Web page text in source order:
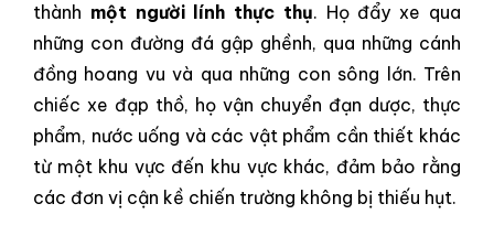
thành một người lính thực thụ. Họ đẩy xe qua
những con đường đá gập ghềnh, qua những cánh
đồng hoang vu và qua những con sông lớn. Trên
chiếc xe đạp thồ, họ vận chuyển đạn dược, thực
phẩm, nước uống và các vật phẩm cần thiết khác
từ một khu vực đến khu vực khác, đảm bảo rằng
các đơn vị cận kề chiến trường không bị thiếu hụt.